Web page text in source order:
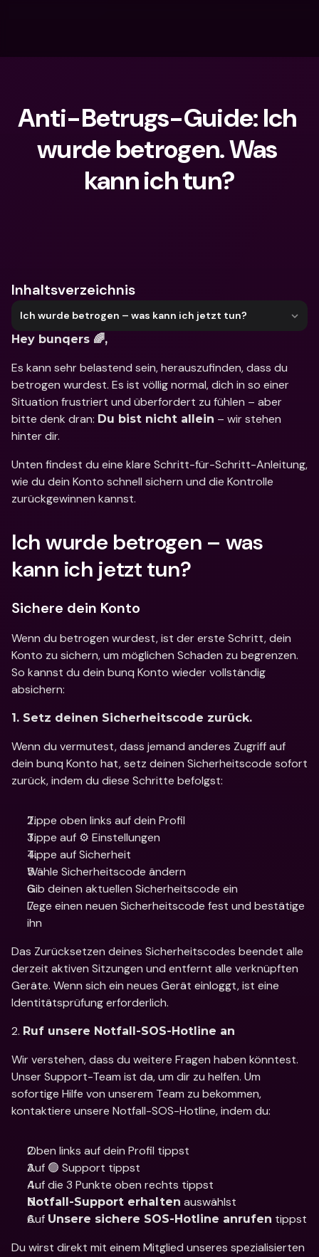
Anti-Betrugs-Guide: Ich
wurde betrogen. Was
kann ich tun?
Inhaltsverzeichnis
Ich wurde betrogen – was kann ich jetzt tun?
Hey bunqers 🌈,
Es kann sehr belastend sein, herauszufinden, dass du
betrogen wurdest. Es ist völlig normal, dich in so einer
Situation frustriert und überfordert zu fühlen – aber
bitte denk dran: Du bist nicht allein – wir stehen
hinter dir.
Unten findest du eine klare Schritt-für-Schritt-Anleitung,
wie du dein Konto schnell sichern und die Kontrolle
zurückgewinnen kannst.
Ich wurde betrogen – was
kann ich jetzt tun?
Sichere dein Konto
Wenn du betrogen wurdest, ist der erste Schritt, dein
Konto zu sichern, um möglichen Schaden zu begrenzen.
So kannst du dein bunq Konto wieder vollständig
absichern:
1. Setz deinen Sicherheitscode zurück.
Wenn du vermutest, dass jemand anderes Zugriff auf
dein bunq Konto hat, setz deinen Sicherheitscode sofort
zurück, indem du diese Schritte befolgst:
Tippe oben links auf dein Profil
Tippe auf ⚙️ Einstellungen
Tippe auf Sicherheit
Wähle Sicherheitscode ändern
Gib deinen aktuellen Sicherheitscode ein
Lege einen neuen Sicherheitscode fest und bestätige
ihn
Das Zurücksetzen deines Sicherheitscodes beendet alle
derzeit aktiven Sitzungen und entfernt alle verknüpften
Geräte. Wenn sich ein neues Gerät einloggt, ist eine
Identitätsprüfung erforderlich.
2. Ruf unsere Notfall-SOS-Hotline an
Wir verstehen, dass du weitere Fragen haben könntest.
Unser Support-Team ist da, um dir zu helfen. Um
sofortige Hilfe von unserem Team zu bekommen,
kontaktiere unsere Notfall-SOS-Hotline, indem du:
Oben links auf dein Profil tippst
Auf 🟢 Support tippst
Auf die 3 Punkte oben rechts tippst
Notfall-Support erhalten auswählst
Auf Unsere sichere SOS-Hotline anrufen tippst
Du wirst direkt mit einem Mitglied unseres spezialisierten